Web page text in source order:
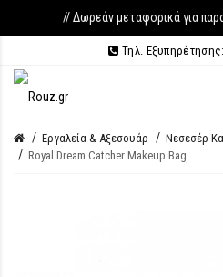
// Δωρεάν μεταφορικά για
Τηλ. Εξυπηρέτησης:
Εργαλεία & Αξεσουάρ
Νεσεσέρ
Royal Dream Catcher Makeup Bag